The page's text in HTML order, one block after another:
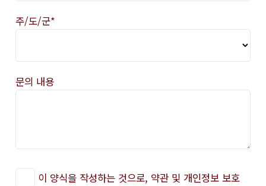
주/도/군*
문의 내용
이 양식을 작성하는 것으로, 약관 및 개인정보 보호